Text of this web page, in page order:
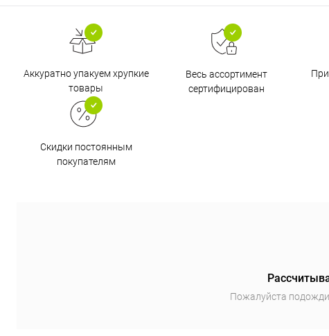
Аккуратно упакуем хрупкие
товары
Весь ассортимент
сертифицирован
Скидки постоянным
покупателям
Пожалуйста